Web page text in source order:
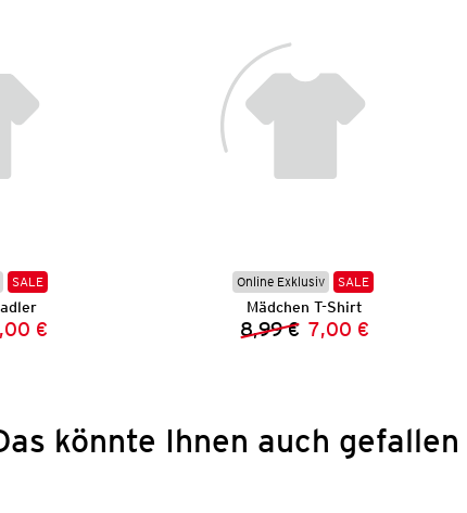
SALE
Preis:
Preis:
€
Online Exklusiv SALE
Mädchen T-Shirt
Vorheriger Preis:
8,99 € Neuer Preis:
7,00 €
könnte Ihnen auch gefallen